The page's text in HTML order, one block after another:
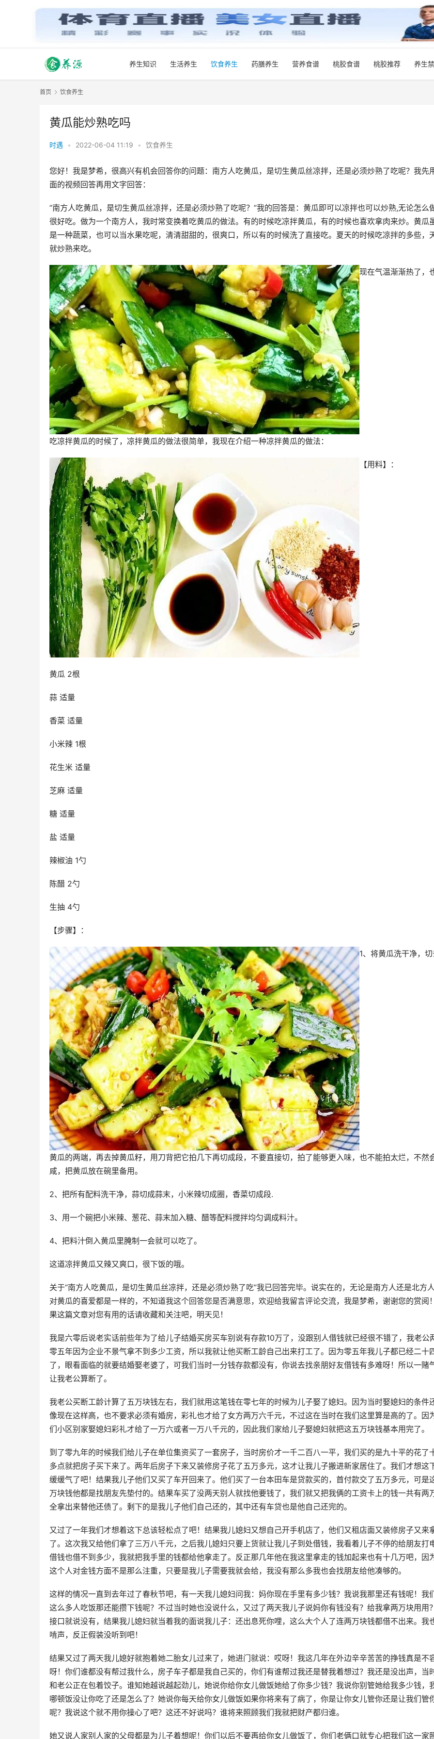
养生知识 生活养生 饮食养生 药膳养生 营养食谱 桃胶食谱 桃胶推荐 养生
首页 饮食养生
黄瓜能炒熟吃吗
时遇 • 2022-06-04 11:19 • 饮食养生
您好！我是梦希，很高兴有机会回答你的问题：南方人吃黄瓜，是切生黄瓜丝凉拌，还是必须炒熟了吃呢？我先
面的视频回答再用文字回答：
“南方人吃黄瓜，是切生黄瓜丝凉拌，还是必须炒熟了吃呢？”我的回答是：黄瓜即可以凉拌也可以炒熟,无论怎么
很好吃。做为一个南方人，我时常变换着吃黄瓜的做法。有的时候吃凉拌黄瓜，有的时候也喜欢拿肉来炒。黄瓜
是一种蔬菜，也可以当水果吃呢，清清甜甜的，很爽口，所以有的时候洗了直接吃。夏天的时候吃凉拌的多些，
就炒熟来吃。
现在气温渐渐热了，
吃凉拌黄瓜的时候了，凉拌黄瓜的做法很简单，我现在介绍一种凉拌黄瓜的做法：
【用料】：
黄瓜 2根
蒜 适量
香菜 适量
小米辣 1根
花生米 适量
芝麻 适量
糖 适量
盐 适量
辣椒油 1勺
陈醋 2勺
生抽 4勺
【步骤】：
1、将黄瓜洗干净，
黄瓜的两端，再去掉黄瓜籽，用刀背把它拍几下再切成段，不要直接切，拍了能够更入味，也不能拍太烂，不然
咸，把黄瓜放在碗里备用。
2、把所有配料洗干净，蒜切成蒜末，小米辣切成圈，香菜切成段.
3、用一个碗把小米辣、葱花、蒜末加入糖、醋等配料搅拌均匀调成料汁。
4、把料汁倒入黄瓜里腌制一会就可以吃了。
这道凉拌黄瓜又辣又爽口，很下饭的哦。
关于“南方人吃黄瓜，是切生黄瓜丝凉拌，还是必须炒熟了吃”我已回答完毕。说实在的，无论是南方人还是北方
对黄瓜的喜爱都是一样的，不知道我这个回答您是否满意思，欢迎给我留言评论交流，我是梦希，谢谢您的赏阅
果这篇文章对您有用的话请收藏和关注吧，明天见！
我是六零后说老实话前些年为了给儿子结婚买房买车别说有存款10万了，没跟别人借钱就已经很不错了，我老公
零五年因为企业不景气拿不到多少工资，所以我就让他买断工龄自己出来打工了。因为零五年我儿子都已经二十
了，眼看面临的就要结婚娶老婆了，可我们当时一分钱存款都没有，你说去找亲朋好友借钱有多难呀！所以一赌
让我老公算断了。
我老公买断工龄计算了五万块钱左右，我们就用这笔钱在零七年的时候为儿子娶了媳妇。因为当时娶媳妇的条件
像现在这样高，也不要求必须有婚房，彩礼也才给了女方两万六千元，不过这在当时在我们这里算是高的了。因
们小区别家娶媳妇彩礼才给了一万六或者一万八千元的，因此我们家给儿子娶媳妇就把这五万块钱基本用完了。
到了零九年的时候我们给儿子在单位集资买了一套房子，当时房价才一千二百八一平，我们买的是九十平的花了
多点就把房子买下来了。两年后房子下来又装修房子花了五万多元，这才让我儿子搬进新家居住了。我们才想这
缓缓气了吧！结果我儿子他们又买了车开回来了。他们买了一台本田车是贷款买的，首付款交了五万多元，可是
万块钱他都是找朋友先垫付的。结果车买了没两天别人就找他要钱了，我们就又把我俩的工资卡上的钱一共有两
全拿出来替他还债了。剩下的是我儿子他们自己还的，其中还有车贷也是他自己还完的。
又过了一年我们才想着这下总该轻松点了吧！结果我儿媳妇又想自己开手机店了，他们又租店面又装修房子又来
了。这次我又给他们拿了三万八千元，之后我儿媳妇只要上货就让我儿子到处借钱，我看着儿子不停的给朋友打
借钱也借不到多少，我就把我手里的钱都给他拿走了。反正那几年他在我这里拿走的钱加起来也有十几万吧，因
这个人对金钱方面不是那么注重，只要是我儿子需要我就会给，我没有那么多我也会找朋友给他凑够的。
这样的情况一直到去年过了春秋节吧，有一天我儿媳妇问我：妈你现在手里有多少钱？我说我那里还有钱呢！我
这么多人吃饭那还能攒下钱呢？不过当时她也没说什么，又过了两天我儿子说妈你有钱没有？给我拿两万块用用
接口就说没有，结果我儿媳妇就当着我的面说我儿子：还出息死你哩，这么大个人了连两万块钱都借不出来。我
啃声，反正假装没听到吧！
结果又过了两天我儿媳好就抱着她二胎女儿过来了，她进门就说：哎呀！我这几年在外边辛辛苦苦的挣钱真是不
呀！你们谁都没有帮过我什么，房子车子都是我自己买的，你们有谁帮过我还是替我着想过？我还是没出声，当
和老公正在包着饺子。谁知她越说越起劲儿，她说你给你女儿做饭她给了你多少钱？我说你别管她给我多少钱，
哪顿饭没让你吃了还是怎么了？她说你每天给你女儿做饭如果你将来有了病了，你是让你女儿管你还是让我们管
呢？我说这个就不用你操心了吧？这还不好说吗？谁将来照顾我们我就把财产都归谁。
她又说人家别人家的父母都是为儿子着想呢！你们以后不要再给你女儿做饭了，你们老俩口就专心把我们这一家